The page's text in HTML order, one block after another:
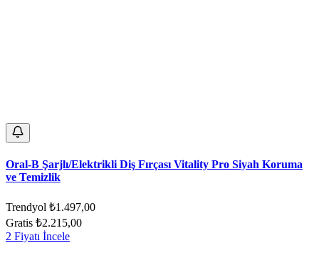
Oral-B Şarjlı/Elektrikli Diş Fırçası Vitality Pro Siyah Koruma
ve Temizlik
Trendyol ₺1.497,00
Gratis ₺2.215,00
2 Fiyatı İncele